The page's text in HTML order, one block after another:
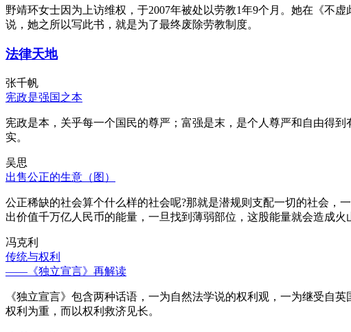
野靖环女士因为上访维权，于2007年被处以劳教1年9个月。她在《不
说，她之所以写此书，就是为了最终废除劳教制度。
法律天地
张千帆
宪政是强国之本
宪政是本，关乎每一个国民的尊严；富强是末，是个人尊严和自由得
实。
吴思
出售公正的生意（图）
公正稀缺的社会算个什么样的社会呢?那就是潜规则支配一切的社会，
出价值千万亿人民币的能量，一旦找到薄弱部位，这股能量就会造成火
冯克利
传统与权利
——《独立宣言》再解读
《独立宣言》包含两种话语，一为自然法学说的权利观，一为继受自
权利为重，而以权利救济见长。